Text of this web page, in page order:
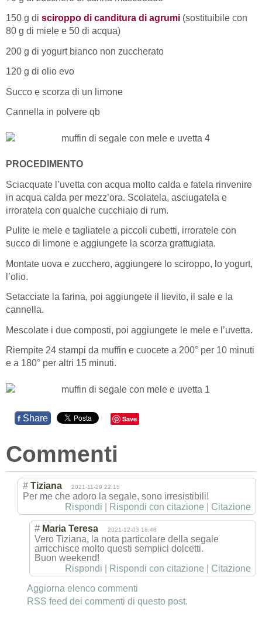
150 g di sciroppo di canditura di agrumi (sostituibile con
80 g di miele e 50 di acqua)
200 g di yogurt bianco non zuccherato
120 g di olio evo
Succo e scorza di un limone
Cannella in polvere qb
PROCEDIMENTO
Sciacquate l’uvetta con acqua molto calda e fatela rinvenire
in acqua calda per mezz’ora. Scolatela, asciugatela e
irroratela con qualche cucchiaio di rum.
Pulite le mele e tagliatele a piccoli cubetti, irroratele con
succo di limone e aggiungete la scorza grattugiata.
Montate uova e zucchero, aggiungere lo sciroppo, lo yogurt,
l’olio.
Setacciate la farina, poi aggiungete il lievito, il sale e la
cannella.
Mescolate i due composti, poi aggiungete le mele e l’uvetta.
Riempite 24 stampi da muffin e cuocete a 200° per 10 minuti
e a 180° per altri 15 minuti.
f Share Save
Commenti
# Tiziana 2021-11-29 22:15
Per me che adoro la segale, sono irresistibili!
Rispondi
Rispondi con citazione Citazione
# Maria Teresa 2021-12-03 18:48
Vero Tiziana, la nota particolare della segale
arricchisce molto questi semplici dolcetti.
Buon weekend!
Rispondi
Rispondi con citazione
Citazione
Aggiorna elenco commenti
RSS feed dei commenti di questo post.